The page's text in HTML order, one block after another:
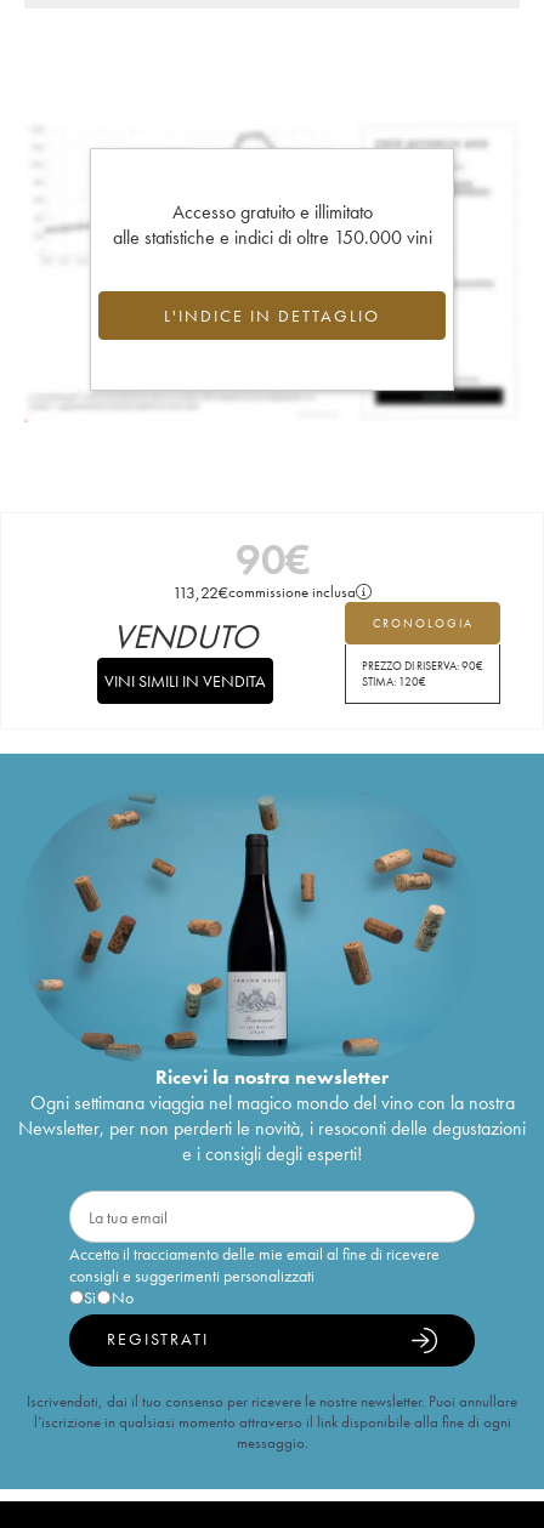
Accesso gratuito e illimitato
alle statistiche e indici di oltre 150.000 vini
L'INDICE IN DETTAGLIO
90€
113,22€commissione inclusa
CRONOLOGIA
PREZZO DI RISERVA:90€
STIMA: 120€
VENDUTO
VINI SIMILI IN VENDITA
Ricevi la nostra newsletter
Ogni settimana viaggia nel magico mondo del vino con la nostra
Newsletter, per non perderti le novità, i resoconti delle degustazioni
e i consigli degli esperti!
Accetto il tracciamento delle mie email al fine di ricevere
consigli e suggerimenti personalizzati
Sì
No
REGISTRATI
Iscrivendoti, dai il tuo consenso per ricevere le nostre newsletter. Puoi annullare
l’iscrizione in qualsiasi momento attraverso il link disponibile alla fine di ogni
messaggio.